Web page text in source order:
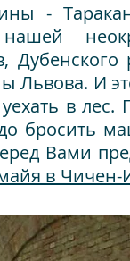
-
Дубенского
Львова. И
в лес.
бросить
Вами
в